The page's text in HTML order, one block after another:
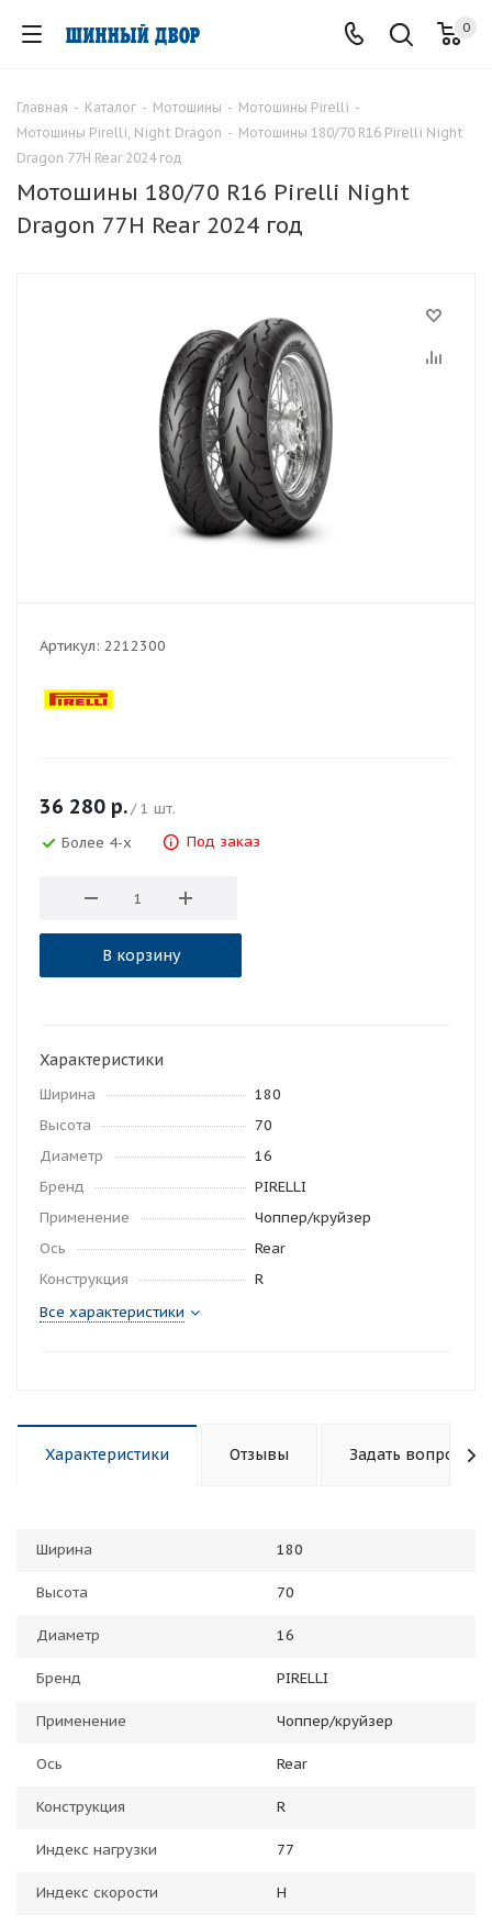
0
Главная - Каталог - Мотошины - Мотошины Pirelli -
Мотошины Pirelli, Night Dragon - Мотошины 180/70 R16 Pirelli Night
Dragon 77H Rear 2024 год
Мотошины 180/70 R16 Pirelli Night
Dragon 77H Rear 2024 год
Артикул: 2212300
36 280 р./ 1 шт.
Более 4-х
Под заказ
В корзину
Характеристики
Ширина
180
Высота
70
Диаметр
16
Бренд
PIRELLI
Применение
Чоппер/круйзер
Ось
Rear
Конструкция
R
Все характеристики
Характеристики Отзывы Задать вопрос
Ширина 180
Высота 70
Диаметр 16
Бренд PIRELLI
Применение Чоппер/круйзер
Ось Rear
Конструкция R
Индекс нагрузки 77
Индекс скорости H